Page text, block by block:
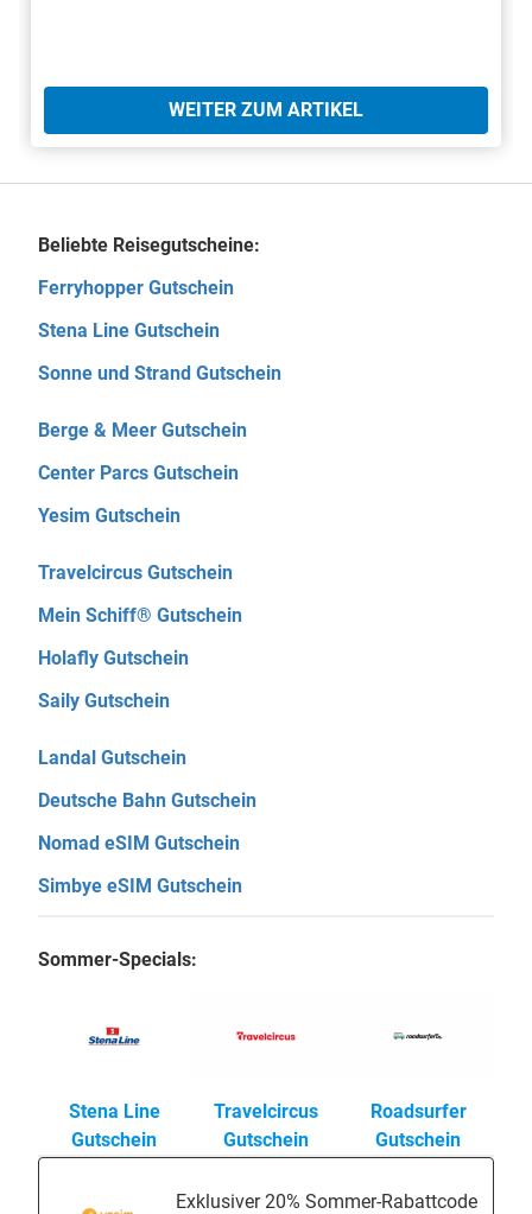
WEITER ZUM ARTIKEL
Beliebte Reisegutscheine:
Ferryhopper Gutschein
Stena Line Gutschein
Sonne und Strand Gutschein
Berge & Meer Gutschein
Center Parcs Gutschein
Yesim Gutschein
Travelcircus Gutschein
Mein Schiff® Gutschein
Holafly Gutschein
Saily Gutschein
Landal Gutschein
Deutsche Bahn Gutschein
Nomad eSIM Gutschein
Simbye eSIM Gutschein
Sommer-Specials:
Stena Line
Gutschein
Travelcircus
Gutschein
Roadsurfer
Gutschein
Exklusiver 20% Sommer-Rabattcode